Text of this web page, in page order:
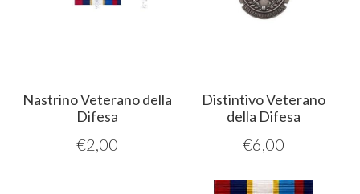
Nastrino Veterano della
Difesa
€2,00
Distintivo Veterano
della Difesa
€6,00